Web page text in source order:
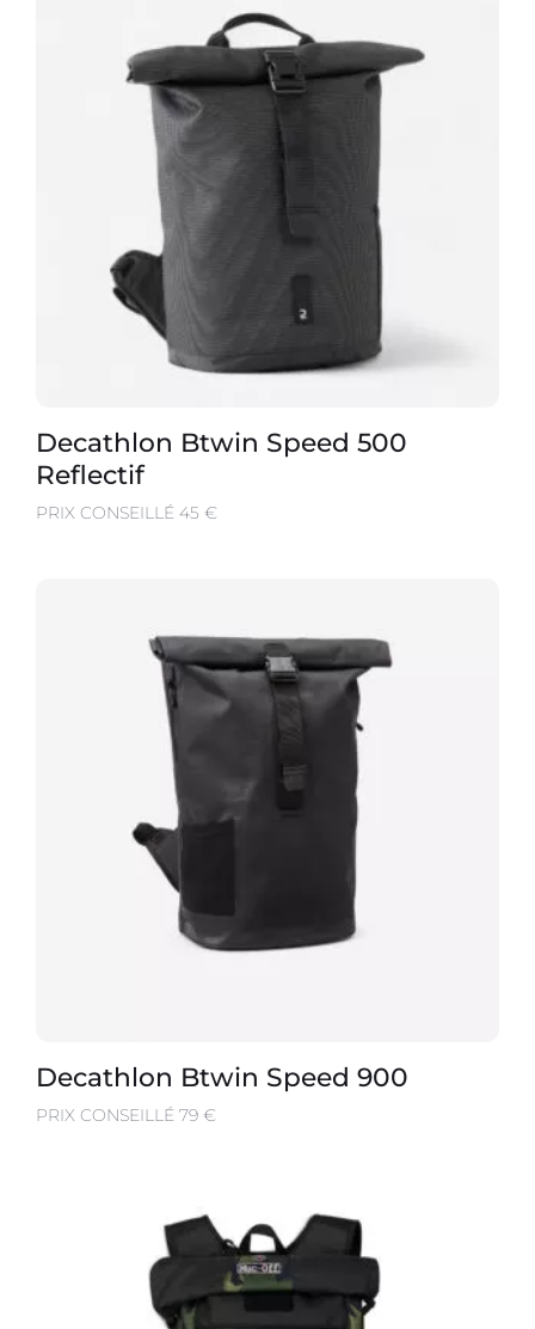
Decathlon Btwin Speed 500
Reflectif
PRIX CONSEILLÉ 45 €
Decathlon Btwin Speed 900
PRIX CONSEILLÉ 79 €